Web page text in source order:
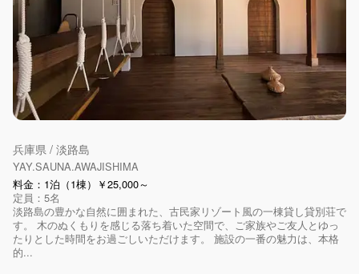
兵庫県 / 淡路島
YAY.SAUNA.AWAJISHIMA
料金：1泊（1棟）￥25,000～
定員：5名
淡路島の豊かな自然に囲まれた、古民家リゾート風の一棟貸し貸別荘で
す。 木のぬくもりを感じる落ち着いた空間で、ご家族やご友人とゆっ
たりとした時間をお過ごしいただけます。 施設の一番の魅力は、本格
的...